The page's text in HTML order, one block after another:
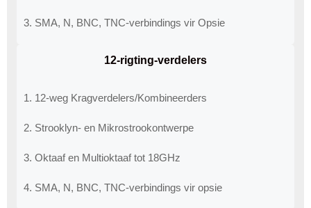
3. SMA, N, BNC, TNC-verbindings vir Opsie
12-rigting-verdelers
1. 12-weg Kragverdelers/Kombineerders
2. Strooklyn- en Mikrostrookontwerpe
3. Oktaaf ​​en Multioktaaf ​​tot 18GHz
4. SMA, N, BNC, TNC-verbindings vir opsie